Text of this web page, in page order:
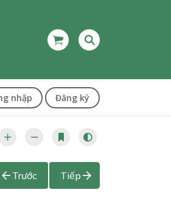
nhập Đăng ký
Trước Tiếp